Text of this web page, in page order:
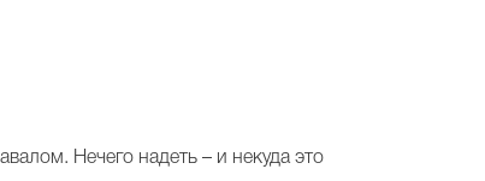
Нечего надеть – и некуда это